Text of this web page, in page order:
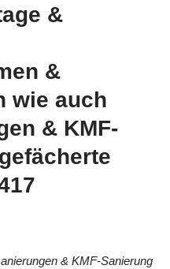
&
&
wie auch
& KMF-
& KMF-Sanierung